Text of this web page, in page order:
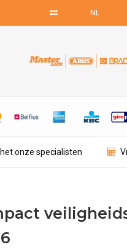
NL
onze specialisten